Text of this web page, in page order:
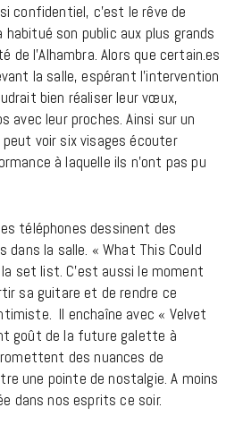
confidentiel, c’est le rêve de
habitué son public aux plus grands
de l’Alhambra. Alors que certain.es
la salle, espérant l’intervention
bien réaliser leur vœux,
avec leur proches. Ainsi sur un
voir six visages écouter
à laquelle ils n’ont pas pu
téléphones dessinent des
dans la salle. « What This Could
set list. C’est aussi le moment
sa guitare et de rendre ce
Il enchaîne avec « Velvet
goût de la future galette à
des nuances de
une pointe de nostalgie. A moins
dans nos esprits ce soir.